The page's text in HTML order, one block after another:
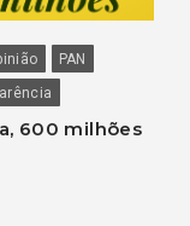
PAN
600 milhões